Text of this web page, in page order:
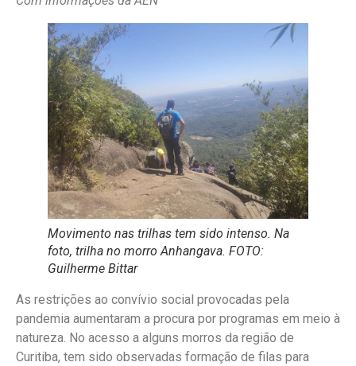
Movimento nas trilhas tem sido intenso. Na
foto, trilha no morro Anhangava. FOTO:
Guilherme Bittar
As restrições ao convívio social provocadas pela
pandemia aumentaram a procura por programas em meio à
natureza. No acesso a alguns morros da região de
Curitiba, tem sido observadas formação de filas para